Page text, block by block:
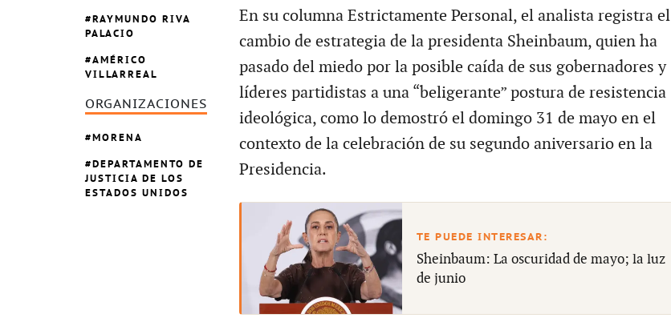
RAYMUNDO RIVA
PALACIO
AMÉRICO
VILLARREAL
ORGANIZACIONES
MORENA
DEPARTAMENTO DE
JUSTICIA DE LOS
ESTADOS UNIDOS
En su columna Estrictamente Personal, el analista registra el
cambio de estrategia de la presidenta Sheinbaum, quien ha
pasado del miedo por la posible caída de sus gobernadores y
líderes partidistas a una “beligerante” postura de resistencia
ideológica, como lo demostró el domingo 31 de mayo en el
contexto de la celebración de su segundo aniversario en la
Presidencia.
Sheinbaum: La oscuridad de mayo; la luz
de junio